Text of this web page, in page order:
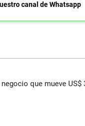
canal de Whatsapp
que mueve